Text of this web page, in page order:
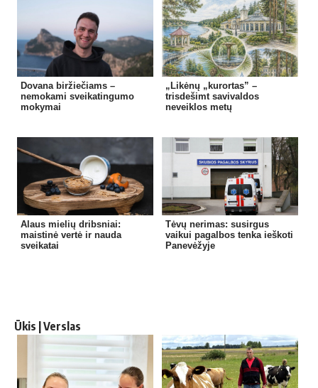
Dovana biržiečiams –
nemokami sveikatingumo
mokymai
„Likėnų „kurortas” –
trisdešimt savivaldos
neveiklos metų
Alaus mielių dribsniai:
maistinė vertė ir nauda
sveikatai
Tėvų nerimas: susirgus
vaikui pagalbos tenka ieškoti
Panevėžyje
Ūkis | Verslas